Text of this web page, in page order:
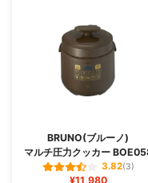
BRUNO(ブルーノ)
マルチ圧力クッカー
3.82(3)
¥11,980